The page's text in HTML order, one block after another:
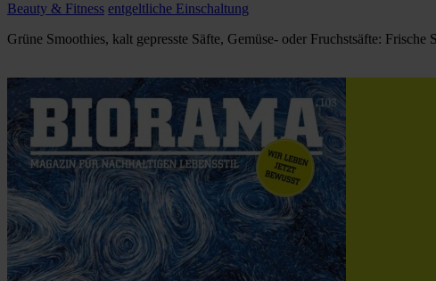
Beauty & Fitness entgeltliche Einschaltung
Grüne Smoothies, kalt gepresste Säfte, Gemüse- oder Fruchstsäfte: